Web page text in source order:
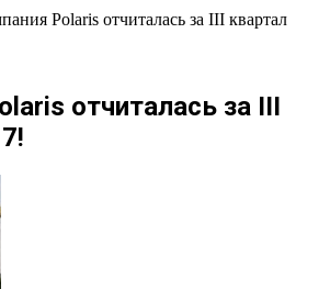
Polaris отчиталась за III квартал
отчиталась за III